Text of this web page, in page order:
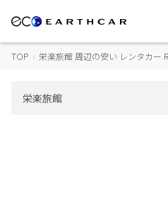
TOP › 栄楽旅館 周辺の安い レンタカー